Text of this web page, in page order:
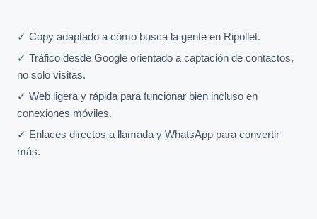
✓ Copy adaptado a cómo busca la gente en Ripollet.
✓ Tráfico desde Google orientado a captación de contactos,
no solo visitas.
✓ Web ligera y rápida para funcionar bien incluso en
conexiones móviles.
✓ Enlaces directos a llamada y WhatsApp para convertir
más.